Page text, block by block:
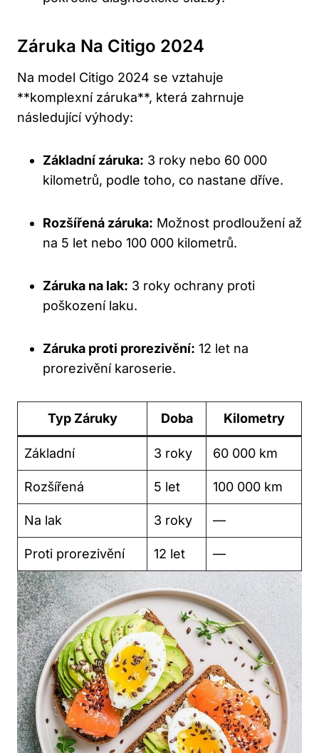
Záruka Na Citigo 2024
Na model Citigo 2024 se vztahuje
**komplexní záruka**, která zahrnuje
následující výhody:
Základní záruka: 3 roky nebo 60 000
kilometrů, podle toho, co nastane dříve.
Rozšířená záruka: Možnost prodloužení až
na 5 let nebo 100 000 kilometrů.
Záruka na lak: 3 roky ochrany proti
poškození laku.
Záruka proti prorezivění: 12 let na
prorezivění karoserie.
Typ Záruky Doba Kilometry
Základní 3 roky 60 000 km
Rozšířená 5 let 100 000 km
Na lak 3 roky —
Proti prorezivění 12 let —